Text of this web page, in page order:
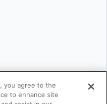
you agree to the
to enhance site